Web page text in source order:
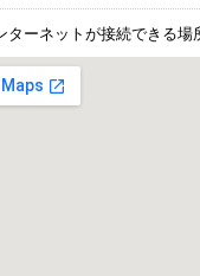
ターネットが接続できる場